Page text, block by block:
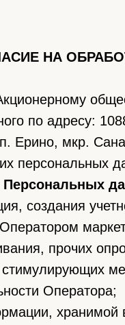
НА
по адресу:
Ерино, мкр.
персональных
Персональных
создания
прочих
Оператора;
хранимой